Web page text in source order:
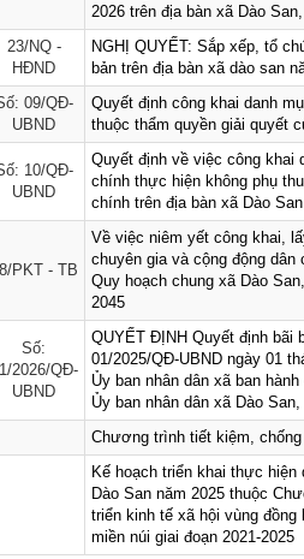
2026 trên địa bàn xã Dào
23/NQ -
HĐND
NGHỊ QUYẾT: Sắp xếp, tổ
bản trên địa bàn xã dào san
09/QĐ-
UBND
Quyết định công khai danh
thuộc thẩm quyền giải quyết
10/QĐ-
UBND
Quyết định về việc công khai
chính thực hiện không phụ
chính trên địa bàn xã Dào San
PKT - TB
Về việc niêm yết công khai,
chuyên gia và cộng động
Quy hoạch chung xã Dào
2045
Số:
2026/QĐ-
UBND
QUYẾT ĐỊNH Quyết định bãi
01/2025/QĐ-UBND ngày 01
Ủy ban nhân dân xã ban
Ủy ban nhân dân xã Dào
Chương trình tiết kiệm,
Kế hoạch triển khai thực
Dào San năm 2025 thuộc
triển kinh tế xã hội vùng đồng
miền núi giai đoạn 2021-2025